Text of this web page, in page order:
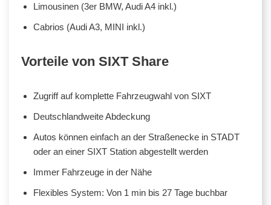
Limousinen (3er BMW, Audi A4 inkl.)
Cabrios (Audi A3, MINI inkl.)
Vorteile von SIXT Share
Zugriff auf komplette Fahrzeugwahl von SIXT
Deutschlandweite Abdeckung
Autos können einfach an der Straßenecke in STADT
oder an einer SIXT Station abgestellt werden
Immer Fahrzeuge in der Nähe
Flexibles System: Von 1 min bis 27 Tage buchbar